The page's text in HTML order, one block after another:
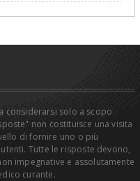
considerarsi solo a scopo
non costituisce una visita
di fornire uno o più
Tutte le risposte devono,
impegnative e assolutamente
curante.